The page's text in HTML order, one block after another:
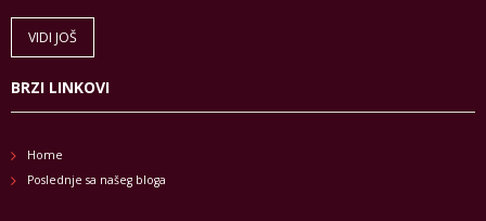
VIDI JOŠ
BRZI LINKOVI
Home
Poslednje sa našeg bloga